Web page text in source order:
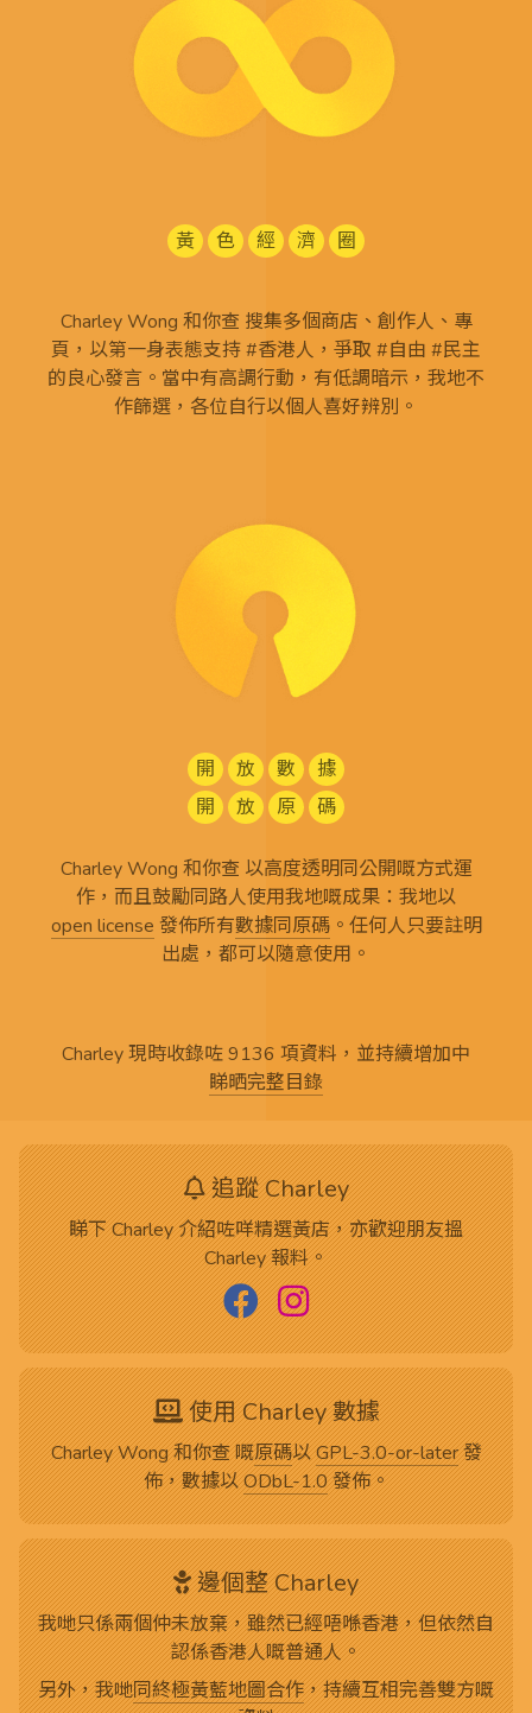
黃 色 經 濟 圈
Charley Wong 和你查 搜集多個商店、創作人、專
頁，以第一身表態支持 #香港人，爭取 #自由 #民主
的良心發言。當中有高調行動，有低調暗示，我地不
作篩選，各位自行以個人喜好辨別。
開 放 數
據
開
放 原 碼
Charley Wong 和你查 以高度透明同公開嘅方式運
作，而且鼓勵同路人使用我地嘅成果：我地以
open license 發佈所有數據同原碼。任何人只要註明
出處，都可以隨意使用。
Charley 現時收錄咗 9136 項資料，並持續增加中
睇晒完整目錄
追蹤 Charley
睇下 Charley 介紹咗咩精選黃店，亦歡迎朋友搵
Charley 報料。
使用 Charley 數據
Charley Wong 和你查 嘅原碼以GPL-3.0-or-later發
佈，數據以ODbL-1.0發佈。
邊個整 Charley
我哋只係兩個仲未放棄，雖然已經唔喺香港，但依然自
認係香港人嘅普通人。
另外，我哋同終極黃藍地圖合作，持續互相完善雙方嘅